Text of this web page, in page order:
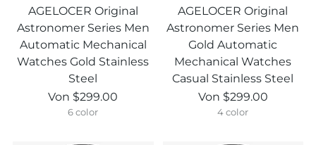
AGELOCER Original
Astronomer Series Men
Automatic Mechanical
Watches Gold Stainless
Steel
Von $299.00
6 color
AGELOCER Original
Astronomer Series Men
Gold Automatic
Mechanical Watches
Casual Stainless Steel
Von $299.00
4 color